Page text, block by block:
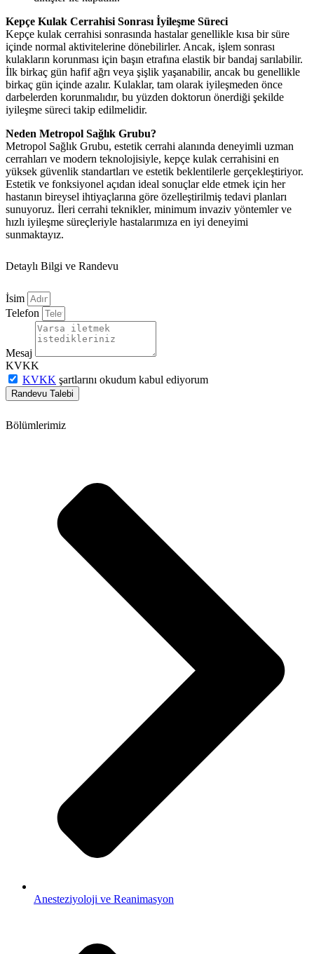
Kepçe Kulak Cerrahisi Sonrası İyileşme Süreci
Kepçe kulak cerrahisi sonrasında hastalar genellikle kısa bir süre
içinde normal aktivitelerine dönebilirler. Ancak, işlem sonrası
kulakların korunması için başın etrafına elastik bir bandaj sarılabilir.
İlk birkaç gün hafif ağrı veya şişlik yaşanabilir, ancak bu genellikle
birkaç gün içinde azalır. Kulaklar, tam olarak iyileşmeden önce
darbelerden korunmalıdır, bu yüzden doktorun önerdiği şekilde
iyileşme süreci takip edilmelidir.
Neden Metropol Sağlık Grubu?
Metropol Sağlık Grubu, estetik cerrahi alanında deneyimli uzman
cerrahları ve modern teknolojisiyle, kepçe kulak cerrahisini en
yüksek güvenlik standartları ve estetik beklentilerle gerçekleştiriyor.
Estetik ve fonksiyonel açıdan ideal sonuçlar elde etmek için her
hastanın bireysel ihtiyaçlarına göre özelleştirilmiş tedavi planları
sunuyoruz. İleri cerrahi teknikler, minimum invaziv yöntemler ve
hızlı iyileşme süreçleriyle hastalarımıza en iyi deneyimi
sunmaktayız.
Detaylı Bilgi ve Randevu
İsim
Telefon
Mesaj
KVKK
KVKK şartlarını okudum kabul ediyorum
Randevu Talebi
Bölümlerimiz
Anesteziyoloji ve Reanimasyon